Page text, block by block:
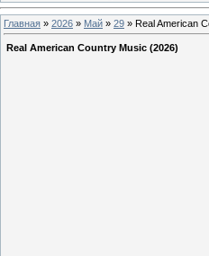
Главная » 2026 » Май » 29 » Real American
Real American Country Music (2026)